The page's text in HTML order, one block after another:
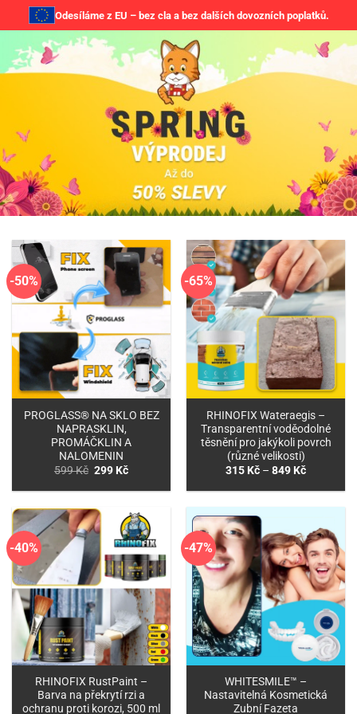
Odesíláme z EU – bez cla a bez dalších dovozních poplatků.
-50%
PROGLASS® NA SKLO BEZ
NAPRASKLIN,
PROMÁČKLIN A
NALOMENIN
599Kč Původní
byla:
299 KčAktuální
je:
-65%
RHINOFIX Wateraegis –
Transparentní voděodolné
těsnění pro jakýkoli povrch
(různé velikosti)
315 Kč – 849 KčRozpětí
315 Kč
849 Kč
-40%
RHINOFIX RustPaint –
Barva na překrytí rzi a
ochranu proti korozi, 500 ml
-47%
WHITESMILE™ –
Nastavitelná Kosmetická
Zubní Fazeta